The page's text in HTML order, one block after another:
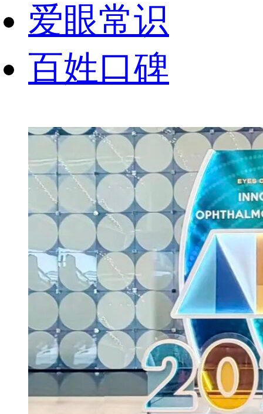
爱眼常识
百姓口碑